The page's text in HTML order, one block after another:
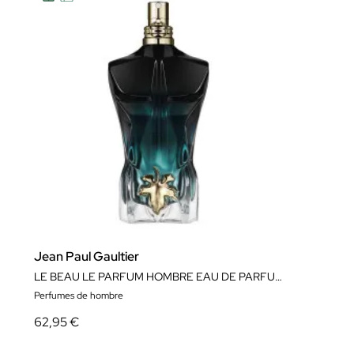
Jean Paul Gaultier
LE BEAU LE PARFUM HOMBRE EAU DE PARFUM VAPORIZADOR
Perfumes de hombre
62,95 €